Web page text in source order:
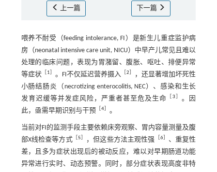
上一篇 下一篇
喂养不耐受（feeding intolerance, FI）是新生儿重症监护病
房（neonatal intensive care unit, NICU）中早产儿常见且难以
处理的临床问题，表现为胃潴留、腹胀、呕吐、排便异常
等症状［ 1 。FI不仅延迟营养摄入 ［2
，还显著增加坏死性
小肠结肠炎（necrotizing enterocolitis, NEC）、感染和生长
发育迟缓等并发症风险，严重者甚至危及生命
［3
。因
此，亟需早期识别与干预［ 4］ 。
当前对FI的监测手段主要依赖床旁观察、胃内容量测量及腹
部X线检查等方式［ 5 ，但这些方法主观性强 6］ 、重复性
差，且多为症状出现后的被动反应，难以对早期肠道功能
异常进行实时、动态预警。同时，部分症状表现高度非特